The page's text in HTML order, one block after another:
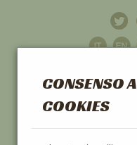
CONSENSO
COOKIES